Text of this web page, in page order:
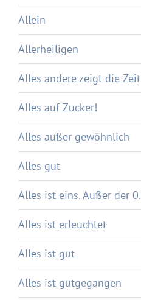
Allein
Allerheiligen
Alles andere zeigt die Zeit
Alles auf Zucker!
Alles außer gewöhnlich
Alles gut
Alles ist eins. Außer der 0.
Alles ist erleuchtet
Alles ist gut
Alles ist gutgegangen